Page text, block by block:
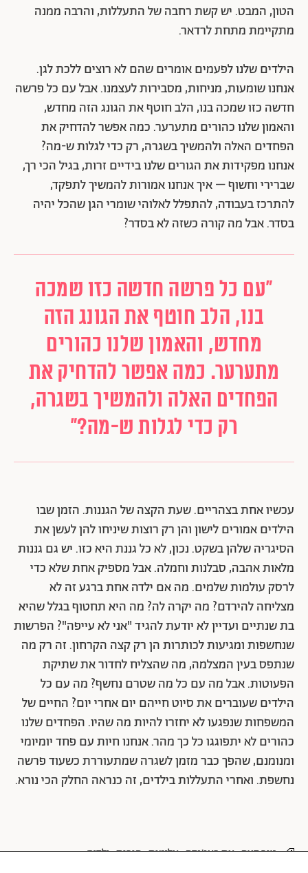
הטון, המבט. יש קשת רחבה של התעללות, והרבה ממנה
מתקיימת מתחת לרדאר.
הילדים שלנו לפעמים אומרים שהם לא רוצים ללכת לגן.
אנחנו שומעות, מניחות, מסבירות לעצמנו. אבל עם כל פרשה
חדשה כזו שמכה בנו, הלב חוטף את הגונג הזה מחדש,
והאמון שלנו כהורים מתערער. כמה אפשר להדחיק את
הפחדים האלה ולהמשיך בשגרה, רק כדי לגלות ש-מה?
אנחנו מפקידות את הגורים שלנו בידיים זרות, בגיל הכי רך,
שברירי וחשוף – איך אנחנו אמורות להמשיך לתפקד,
להתרכז בעבודה, להתפלל לאלוהי שומרי הגן שהכל יהיה
בסדר. אבל מה קורה כשזה לא בסדר?
"עם כל פרשה חדשה כזו שמכה
בנו, הלב חוטף את הגונג הזה
מחדש, והאמון שלנו כהורים
מתערער. כמה אפשר להדחיק את
הפחדים האלה ולהמשיך בשגרה,
רק כדי לגלות ש-מה?"
עכשיו אחת בצהריים. שעת הקצה של הגננות. הזמן שבו
הילדים אמורים לישון והן רק רוצות שיניחו להן לעשן את
הסיגריה שלהן בשקט. נכון, לא כל גננת היא כזו. יש גם גננות
מלאות אהבה, סבלנות וחמלה. אבל מספיק אחת שלא כדי
לרסק עולמות שלמים. מה אם ילדה אחת ברגע זה לא
מצליחה להירדם? מה יקרה לה? מה היא תחטוף בגלל שהיא
בת שנתיים ועדיין לא יודעת להגיד "אני לא עייפה"? הפרשות
שנחשפות ומגיעות לכותרות הן רק קצה הקרחון. זה רק מה
שנתפס בעין המצלמה, מה שהצליח לחדור את שתיקת
הפעוטות. אבל מה עם כל מה שטרם נחשף? מה עם כל
הילדים שעוברים את סיוט חייהם יום אחרי יום? החיים של
המשפחות שנפגעו לא יחזרו להיות מה שהיו. הפחדים שלנו
כהורים לא יתפוגגו כל כך מהר. אנחנו חיות עם פחד יומיומי
ומנומנם, שהפך כבר מזמן לשגרה שמתעוררת כשעוד פרשה
נחשפת. ואחרי התעללות בילדים, זה כנראה החלק הכי נורא.
טור דעה את באג'נדה אלימות הורות ילדים